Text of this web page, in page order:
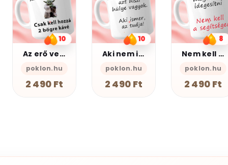
10
Aki nem ismer Bögre
poklon.hu
2 490 Ft
8
Nem kell a segítsé - Bögre
poklon.hu
2 490 Ft
12
Baglyos bögre
PSZ Design
2 490 Ft